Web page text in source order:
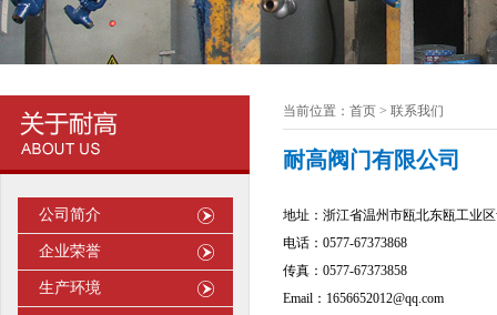
公司简介
企业荣誉
生产环境
当前位置：首页 > 联系我们
耐高阀门有限公司
地址：浙江省温州市瓯北东瓯工业
电话：0577-67373868
传真：0577-67373858
Email ： 1656652012@qq.com